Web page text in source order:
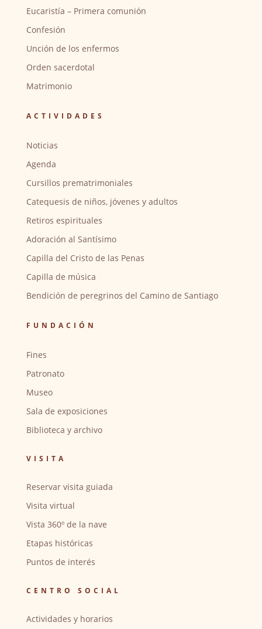
Eucaristía – Primera comunión
Confesión
Unción de los enfermos
Orden sacerdotal
Matrimonio
ACTIVIDADES
Noticias
Agenda
Cursillos prematrimoniales
Catequesis de niños, jóvenes y adultos
Retiros espirituales
Adoración al Santísimo
Capilla del Cristo de las Penas
Capilla de música
Bendición de peregrinos del Camino de Santiago
FUNDACIÓN
Fines
Patronato
Museo
Sala de exposiciones
Biblioteca y archivo
VISITA
Reservar visita guiada
Visita virtual
Vista 360º de la nave
Etapas históricas
Puntos de interés
CENTRO SOCIAL
Actividades y horarios